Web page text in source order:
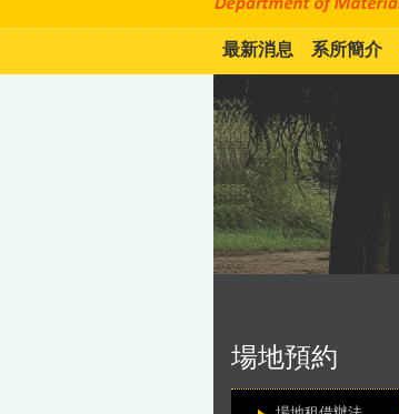
最新消息 系所簡介
場地預約